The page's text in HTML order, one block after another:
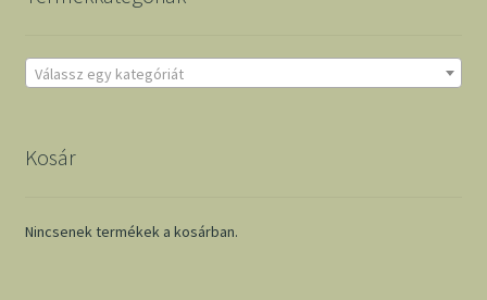
Válassz egy kategóriát
Kosár
Nincsenek termékek a kosárban.